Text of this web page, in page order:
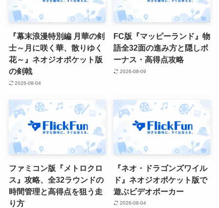
『幕末浪漫特別編 月華の剣
士～月に咲く華、散りゆく
花～』ネオジオポケット版
の剣戟
2026-08-04
FC版『マッピーランド』物
語全32面の進み方と隠しボ
ーナス・高得点攻略
2026-08-09
ファミコン版『メトロクロ
ス』攻略、全32ラウンドの
時間管理と高得点を狙う走
り方
『ネオ・ドラゴンズワイル
ド』ネオジオポケット版で
遊ぶビデオポーカー
2026-08-04